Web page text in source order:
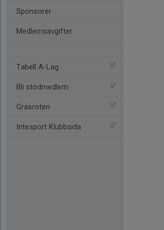
Sponsorer
Medlemsavgifter
Tabell A-Lag
Bli stödmedlem
Gräsroten
Intesport Klubbsida